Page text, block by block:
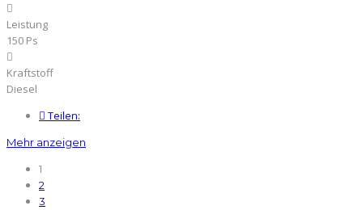
Leistung
150 Ps
Kraftstoff
Diesel
Teilen:
Mehr anzeigen
1
2
3